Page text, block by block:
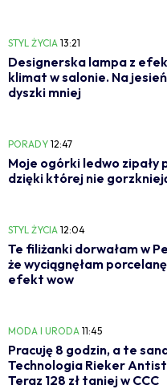
STYL ŻYCIA 13:21
Designerska lampa z
klimat w salonie. Na
dyszki mniej
PORADY 12:47
Moje ogórki ledwo zipały
dzięki której nie
STYL ŻYCIA 12:04
Te filiżanki dorwałam w
że wyciągnęłam
efekt wow
MODA I URODA 11:45
Pracuję 8 godzin, a te
Technologia Rieker
Teraz 128 zł taniej w CCC